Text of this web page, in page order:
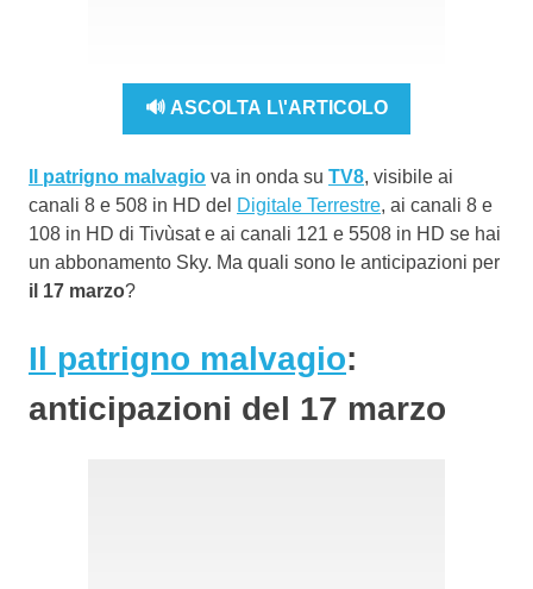
🔊 ASCOLTA L\'ARTICOLO
Il patrigno malvagio va in onda su TV8, visibile ai
canali 8 e 508 in HD del Digitale Terrestre, ai canali 8 e
108 in HD di Tivùsat e ai canali 121 e 5508 in HD se hai
un abbonamento Sky. Ma quali sono le anticipazioni per
il 17 marzo?
Il patrigno malvagio:
anticipazioni del 17 marzo